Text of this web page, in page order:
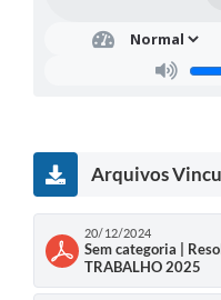
Arquivos
20/12/2024
Sem categoria |
TRABALHO 2025